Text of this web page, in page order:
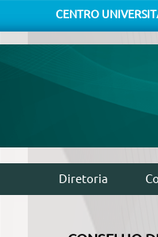
CENTRO
Diretoria